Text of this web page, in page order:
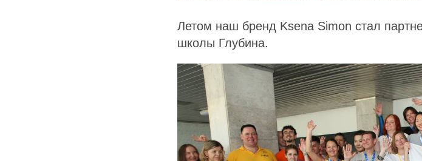
Летом наш бренд Ksena Simon стал
школы Глубина.